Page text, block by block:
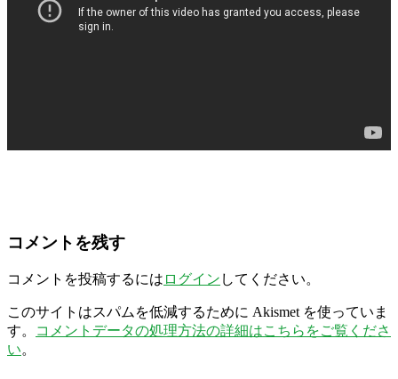
コメントを残す
コメントを投稿するには ログイン してください。
このサイトはスパムを低減するために Akismet を使っていま
す。
コメントデータの処理方法の詳細はこちらをご覧くださ
い。